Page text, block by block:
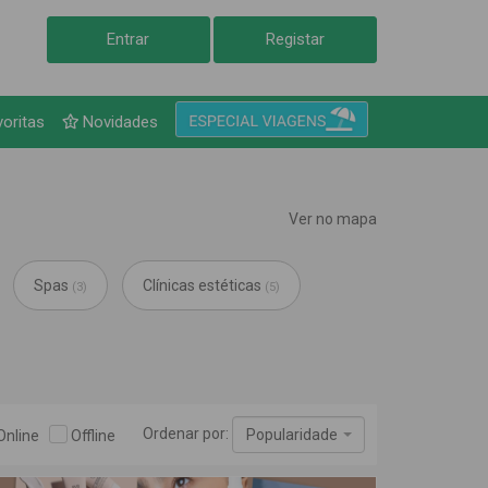
Entrar Registar
Novidades
Ver no mapa
Spas (3) Clínicas estéticas (5)
Ordenar por: Popularidade
Offline